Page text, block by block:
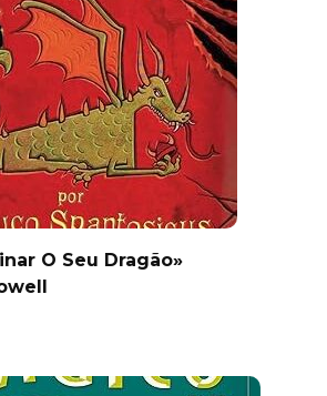
O Seu Dragão»